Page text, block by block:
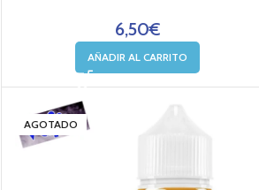
6,50€
AÑADIR AL CARRITO
AGOTADO